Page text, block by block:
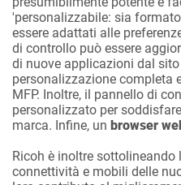
'personalizzabile: sia
essere adattati alle
di controllo può essere
di nuove applicazioni dal
personalizzazione completa
MFP. Inoltre, il pannello di
personalizzato per
marca. Infine, un browser
Ricoh è inoltre sottolineando
connettività e mobili delle